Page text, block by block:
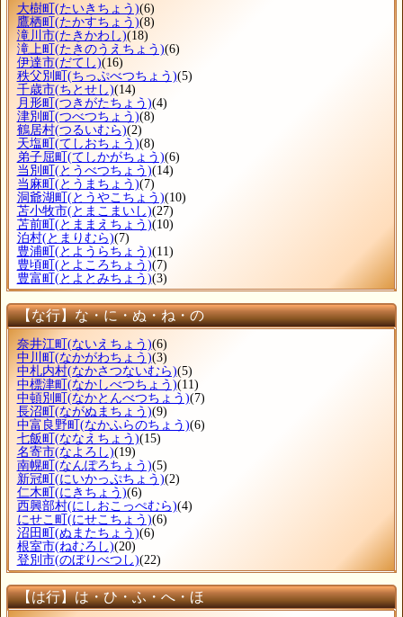
大樹町 (たいきちょう)(6)
鷹栖町 (たかすちょう)(8)
滝川市(たきかわし)(18)
滝上町 (たきのうえちょう)(6)
伊達市(だてし)(16)
秩父別町 (ちっぷべつちょう)(5)
千歳市(ちとせし)(14)
月形町 (つきがたちょう)(4)
津別町 (つべつちょう)(8)
鶴居村(つるいむら)(2)
天塩町 (てしおちょう)(8)
弟子屈町 (てしかがちょう)(6)
当別町 (とうべつちょう)(14)
当麻町 (とうまちょう)(7)
洞爺湖町 (とうやこちょう)(10)
苫小牧市(とまこまいし)(27)
苫前町 (とままえちょう)(10)
泊村(とまりむら)(7)
豊浦町 (とようらちょう)(11)
豊頃町 (とよころちょう)(7)
豊富町 (とよとみちょう)(3)
【な行】な・に・ぬ・ね・の
奈井江町(ないえちょう)(6)
中川町(なかがわちょう)(3)
中札内村(なかさつないむら)(5)
中標津町(なかしべつちょう)(11)
中頓別町(なかとんべつちょう)(7)
長沼町(ながぬまちょう)(9)
中富良野町(なかふらのちょう)(6)
七飯町(ななえちょう)(15)
名寄市(なよろし)(19)
南幌町(なんぽろちょう)(5)
新冠町(にいかっぷちょう)(2)
仁木町(にきちょう)(6)
西興部村(にしおこっぺむら)(4)
にせこ町(にせこちょう)(6)
沼田町(ぬまたちょう)(6)
根室市(ねむろし)(20)
登別市(のぼりべつし)(22)
【は行】は・ひ・ふ・へ・ほ